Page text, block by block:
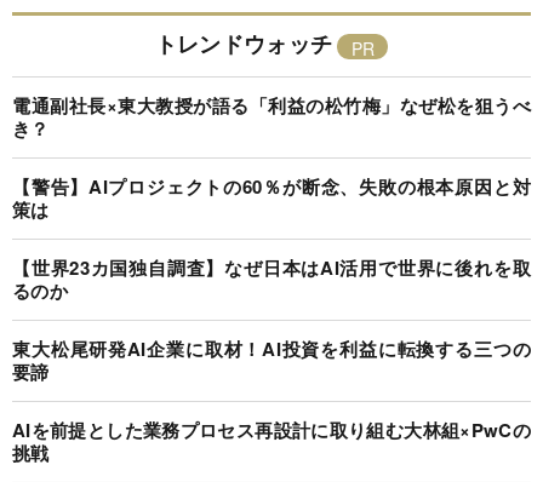
トレンドウォッチ
電通副社長×東大教授が語る「利益の松竹梅」なぜ松を狙うべ
き？
【警告】AIプロジェクトの60％が断念、失敗の根本原因と対
策は
【世界23カ国独自調査】なぜ日本はAI活用で世界に後れを取
るのか
東大松尾研発AI企業に取材！AI投資を利益に転換する三つの
要諦
AIを前提とした業務プロセス再設計に取り組む大林組×PwCの
挑戦